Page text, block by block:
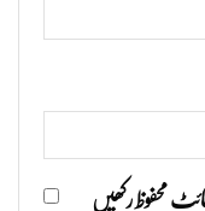
محفوظ رکھیں